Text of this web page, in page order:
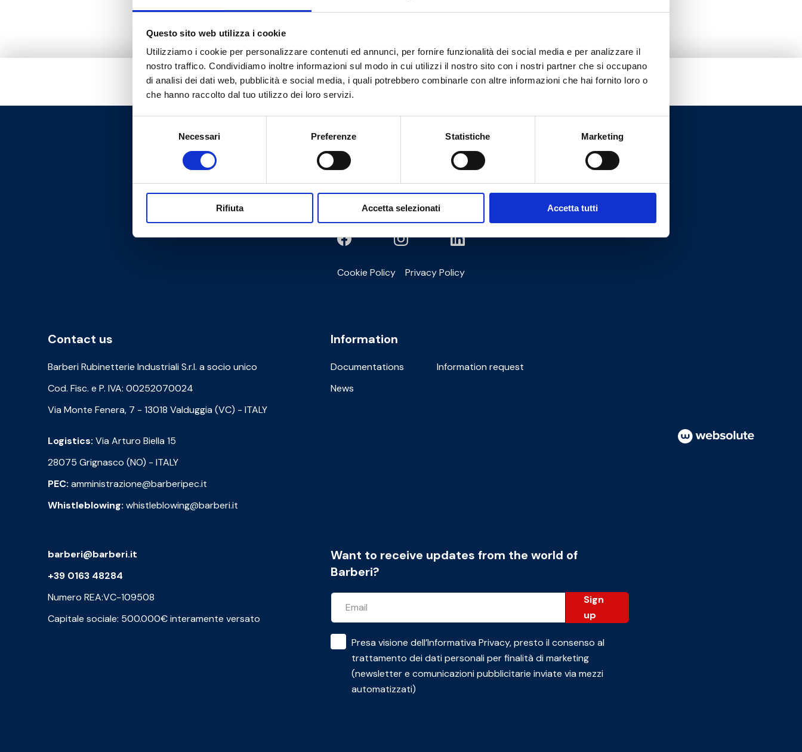
Questo sito web utilizza i cookie
Utilizziamo i cookie per personalizzare contenuti ed annunci, per fornire funzionalità dei social media e per analizzare il
nostro traffico. Condividiamo inoltre informazioni sul modo in cui utilizzi il nostro sito con i nostri partner che si occupano
di analisi dei dati web, pubblicità e social media, i quali potrebbero combinarle con altre informazioni che hai fornito loro o
che hanno raccolto dal tuo utilizzo dei loro servizi.
Necessari Preferenze Statistiche Marketing
Rifiuta Accetta selezionati Accetta tutti
Do you need help?
Cookie Policy Privacy Policy
Contact us
Barberi Rubinetterie Industriali S.r.l. a socio unico
Cod. Fisc. e P. IVA: 00252070024
Via Monte Fenera, 7 - 13018 Valduggia (VC) - ITALY
Logistics: Via Arturo Biella 15
28075 Grignasco (NO) - ITALY
PEC: amministrazione@barberipec.it
Whistleblowing: whistleblowing@barberi.it
Information
Documentations
Information request
News
barberi@barberi.it
+39 0163 48284
Numero REA:VC-109508
Capitale sociale: 500.000€ interamente versato
Want to receive updates from the world of
Barberi?
Sign
up
Presa visione dell’Informativa Privacy, presto il consenso al
trattamento dei dati personali per finalità di marketing
(newsletter e comunicazioni pubblicitarie inviate via mezzi
automatizzati)